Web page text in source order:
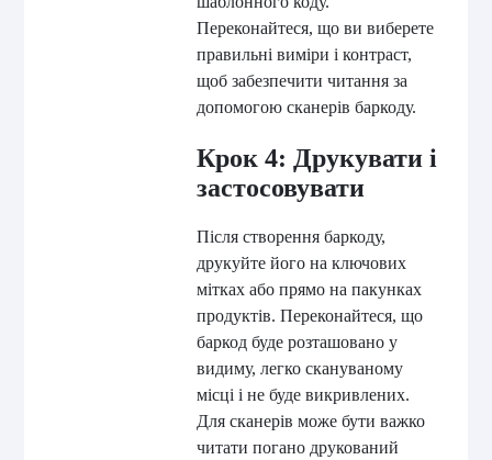
Переконайтеся, що ви виберете
правильні виміри і контраст,
щоб забезпечити читання за
допомогою сканерів баркоду.
Крок 4: Друкувати і
застосовувати
Після створення баркоду,
друкуйте його на ключових
мітках або прямо на пакунках
продуктів. Переконайтеся, що
баркод буде розташовано у
видиму, легко скануваному
місці і не буде викривлених.
Для сканерів може бути важко
читати погано друкований